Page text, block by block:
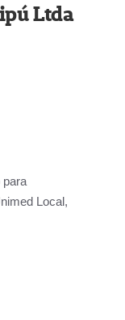
Ltda
para
Local,